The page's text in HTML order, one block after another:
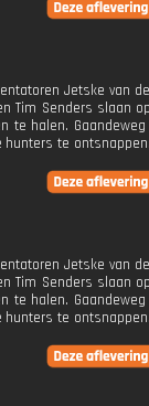
Jetske van
Tim Senders slaan
te halen.
te
Jetske van
Tim Senders slaan
te halen.
te